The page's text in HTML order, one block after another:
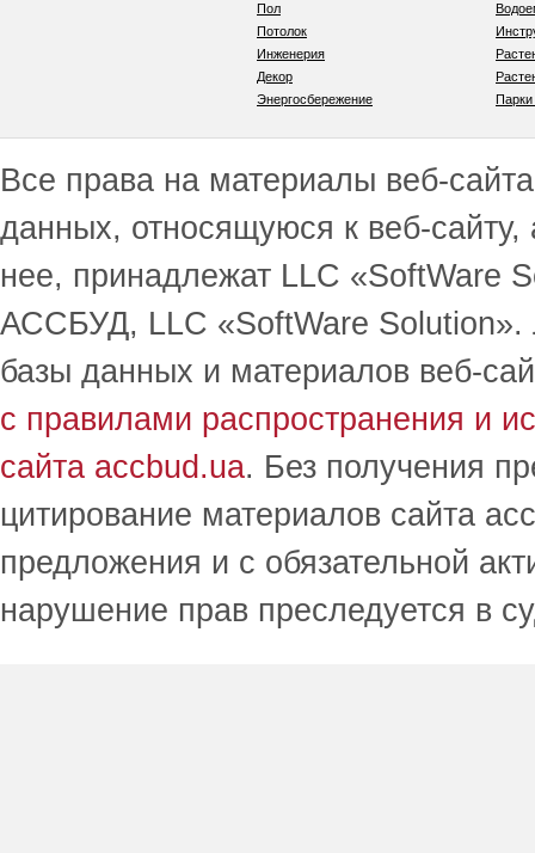
Пол
Потолок
Инженерия
Декор
Энергосбережение
Все права на материалы веб-
данных, относящуюся к веб-
нее, принадлежат LLC
АССБУД, LLC «SoftWare Solution».
базы данных и материалов веб-
с правилами распространения и
сайта accbud.ua. Без получения
цитирование материалов сайта
предложения и с обязательной
нарушение прав преследуется в